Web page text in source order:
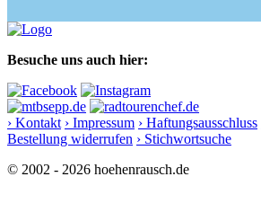
Besuche uns auch hier:
› Kontakt › Impressum › Haftungsausschluss
Bestellung widerrufen › Stichwortsuche
© 2002 - 2026 hoehenrausch.de